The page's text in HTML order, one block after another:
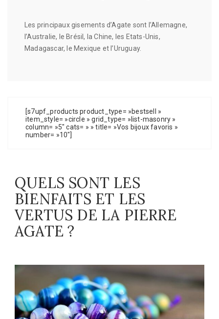
Les principaux gisements d’Agate sont l’Allemagne,
l’Australie, le Brésil, la Chine, les Etats-Unis,
Madagascar, le Mexique et l’Uruguay.
[s7upf_products product_type= »bestsell »
item_style= »circle » grid_type= »list-masonry »
column= »5″ cats= » » title= »Vos bijoux favoris »
number= »10″]
QUELS SONT LES
BIENFAITS ET LES
VERTUS DE LA PIERRE
AGATE ?